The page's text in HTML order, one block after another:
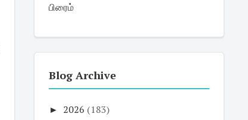
பிரைம்
Blog Archive
► 2026 (183)